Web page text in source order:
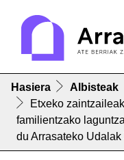
Hasiera
Albisteak
Etxeko
familientzako
du Arrasateko